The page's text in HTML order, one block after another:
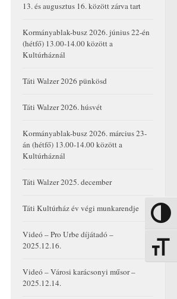
Nagy
13. és augusztus 16. között zárva tart
Kormányablak-busz 2026. június 22-én
(hétfő) 13.00-14.00 között a
Kultúrháznál
Táti Walzer 2026 pünkösd
Táti Walzer 2026. húsvét
Kormányablak-busz 2026. március 23-
án (hétfő) 13.00-14.00 között a
Kultúrháznál
Táti Walzer 2025. december
Táti Kultúrház év végi munkarendje
Videó – Pro Urbe díjátadó –
2025.12.16.
Videó – Városi karácsonyi műsor –
2025.12.14.